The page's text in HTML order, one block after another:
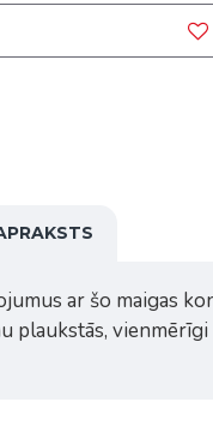
ar šo maigas